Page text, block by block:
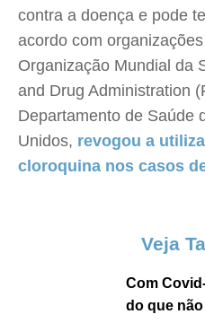
contra a doença e pode
acordo com
Organização Mundial da
and Drug Administration
Departamento de Saúde
Unidos, revogou a
cloroquina nos casos
Veja
Com
do que